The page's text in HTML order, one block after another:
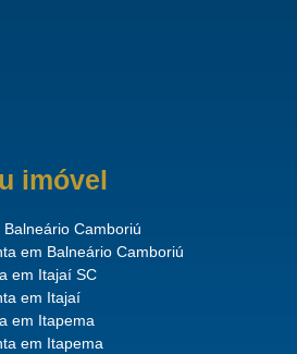
imóvel
Camboriú
em Balneário Camboriú
em Itajaí SC
em Itajaí
em Itapema
em Itapema